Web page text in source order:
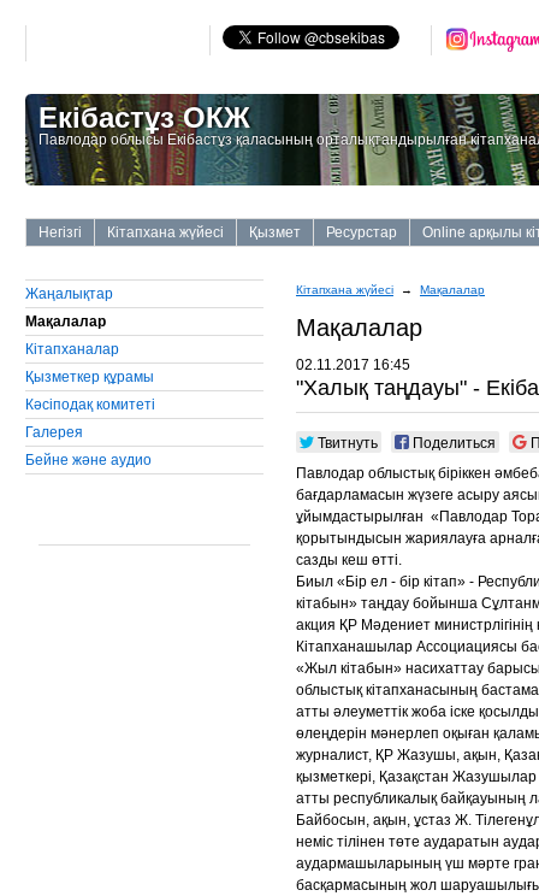
Екібастұз ОКЖ
Павлодар облысы Екібастұз қаласының орталықтандырылған
Негізгі Кітапхана жүйесі Қызмет Ресурстар Online арқылы
Жаңалықтар
Мақалалар
Кітапханалар
Қызметкер құрамы
Кәсіподақ комитеті
Галерея
Бейне және аудио
Кітапхана жүйесі → Мақалалар
Мақалалар
02.11.2017 16:45
"Халық таңдауы" -
Твитнуть Поделиться
Павлодар облыстық біріккен
бағдарламасын жүзеге асыру
ұйымдастырылған «Павлодар
қорытындысын жариялауға
сазды кеш өтті.
Биыл «Бір ел - бір кітап» -
кітабын» таңдау бойынша
акция ҚР Мәдениет
Кітапханашылар Ассоциациясы
«Жыл кітабын» насихаттау
облыстық кітапханасының
атты әлеуметтік жоба іске
өлеңдерін мәнерлеп оқыған
журналист, ҚР Жазушы, ақын,
қызметкері, Қазақстан
атты республикалық байқауының
Байбосын, ақын, ұстаз Ж.
неміс тілінен төте аударатын
аудармашыларының үш мәрте
басқармасының жол шаруашылығы